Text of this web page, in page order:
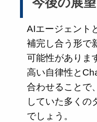
AIエージェント
補完し合う形で
可能性がありま
高い自律性と
合わせることで
していた多くの
でしょう。